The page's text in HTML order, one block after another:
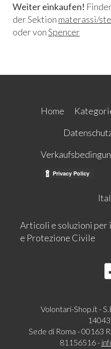
Weiter einkaufen!
der Sektion materassi/
oder vonSpencer
Home
Articoli e soluzioni per
e Protezione Civile
Volontari-Shop.it -
Sede di Roma - 00163
81156516 -